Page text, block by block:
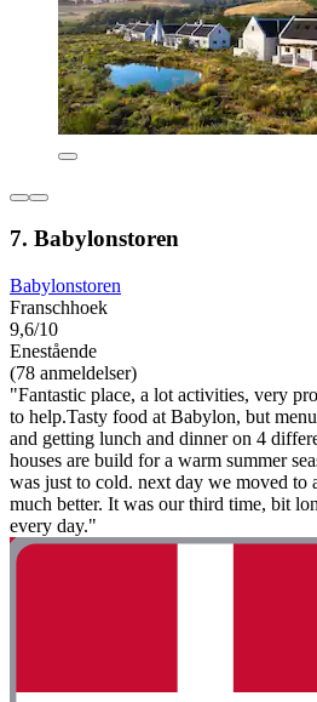
7. Babylonstoren
Babylonstoren
Franschhoek
9,6/10
Enestående
(78 anmeldelser)
"Fantastic place, a lot activities, very
to help.Tasty food at Babylon, but
and getting lunch and dinner on 4
houses are build for a warm summer
was just to cold. next day we moved to
much better. It was our third time, bit
every day."